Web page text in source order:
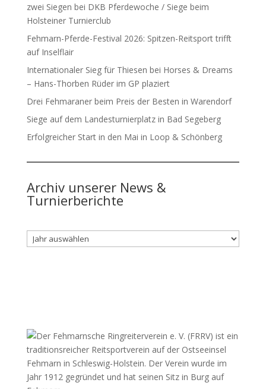
zwei Siegen bei DKB Pferdewoche / Siege beim
Holsteiner Turnierclub
Fehmarn-Pferde-Festival 2026: Spitzen-Reitsport trifft
auf Inselflair
Internationaler Sieg für Thiesen bei Horses & Dreams
– Hans-Thorben Rüder im GP plaziert
Drei Fehmaraner beim Preis der Besten in Warendorf
Siege auf dem Landesturnierplatz in Bad Segeberg
Erfolgreicher Start in den Mai in Loop & Schönberg
Archiv unserer News &
Turnierberichte
Archiv